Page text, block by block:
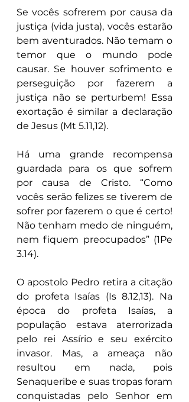
Se vocês sofrerem por causa da
justiça (vida justa), vocês estarão
bem aventurados. Não temam o
temor que o mundo pode
causar. Se houver sofrimento e
perseguição por fazerem a
justiça não se perturbem! Essa
exortação é similar a declaração
de Jesus (Mt 5.11,12).
Há uma grande recompensa
guardada para os que sofrem
por causa de Cristo. “Como
vocês serão felizes se tiverem de
sofrer por fazerem o que é certo!
Não tenham medo de ninguém,
nem fiquem preocupados” (1Pe
3.14).
O apostolo Pedro retira a citação
do profeta Isaías (Is 8.12,13). Na
época do profeta Isaías, a
população estava aterrorizada
pelo rei Assírio e seu exército
invasor. Mas, a ameaça não
resultou em nada, pois
Senaqueribe e suas tropas foram
conquistadas pelo Senhor em